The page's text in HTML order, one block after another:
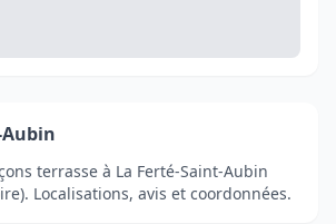
terrasse à La Ferté-Saint-Aubin
Localisations, avis et coordonnées.